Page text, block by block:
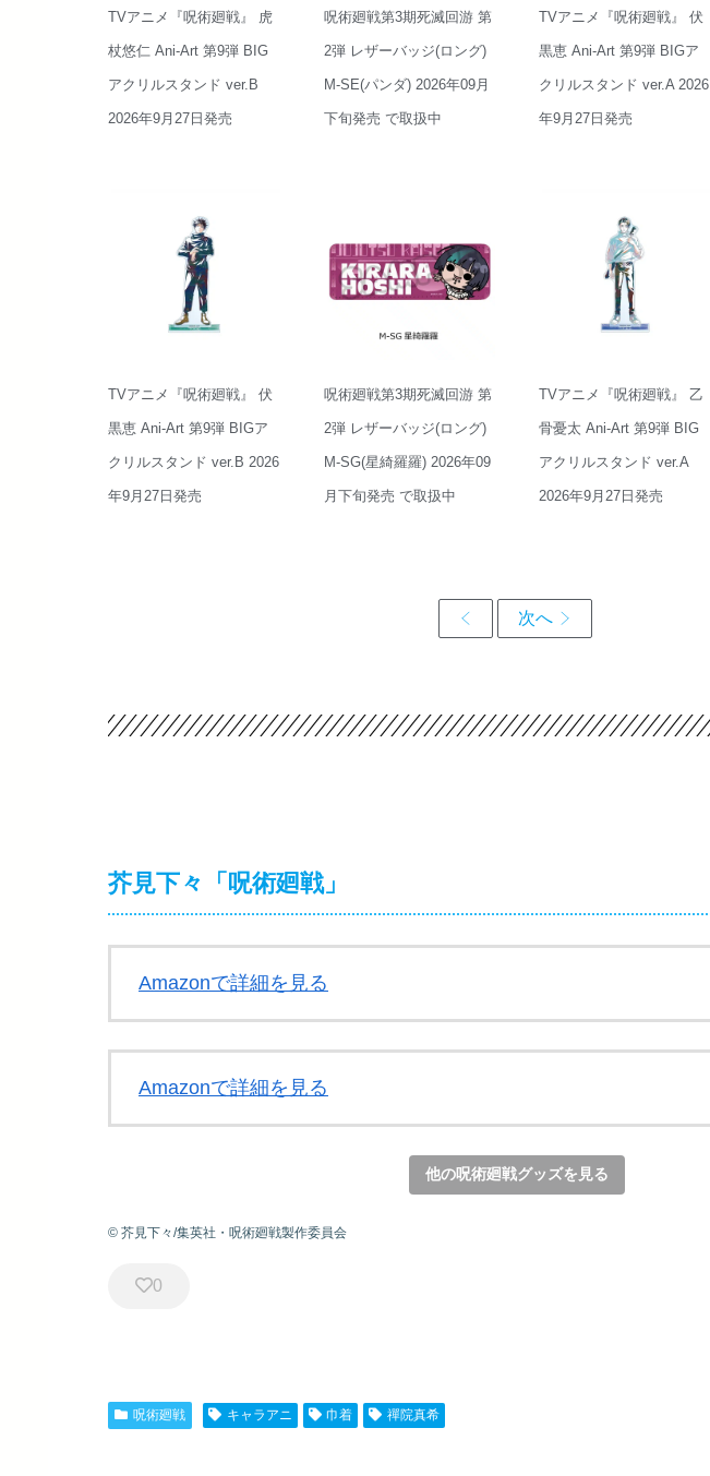
TVアニメ『呪術廻戦』 虎
杖悠仁 Ani-Art 第9弾 BIG
アクリルスタンド ver.B
2026年9月27日発売
呪術廻戦第3期死滅回游 第
2弾 レザーバッジ(ロング)
M-SE(パンダ) 2026年09月
下旬発売 で取扱中
TVアニメ『呪術廻戦』 伏
黒恵 Ani-Art 第9弾 BIGア
クリルスタンド ver.A 2026
年9月27日発売
TVアニメ『呪術廻戦』 伏
黒恵 Ani-Art 第9弾 BIGア
クリルスタンド ver.B 2026
年9月27日発売
呪術廻戦第3期死滅回游 第
2弾 レザーバッジ(ロング)
M-SG(星綺羅羅) 2026年09
月下旬発売 で取扱中
TVアニメ『呪術廻戦』 乙
骨憂太 Ani-Art 第9弾 BIG
アクリルスタンド ver.A
2026年9月27日発売
芥見下々「呪術廻戦」
Amazonで詳細を見る
Amazonで詳細を見る
他の呪術廻戦グッズを見る
© 芥見下々/集英社・呪術廻戦製作委員会
0
呪術廻戦 キャラアニ 巾着 禪院真希